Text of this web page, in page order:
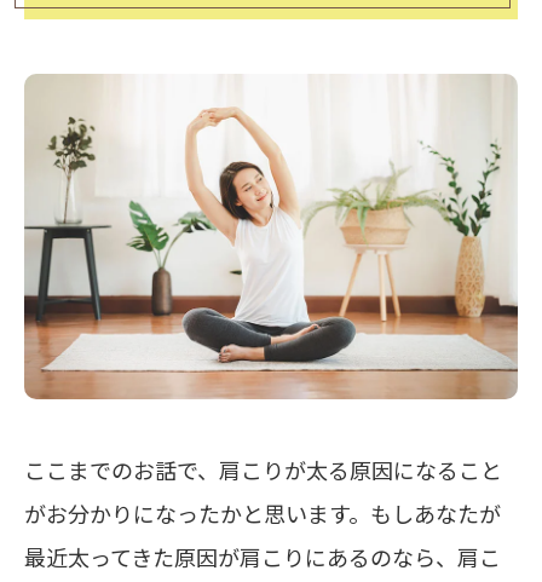
ここまでのお話で、肩こりが太る原因になること
がお分かりになったかと思います。もしあなたが
最近太ってきた原因が肩こりにあるのなら、肩こ